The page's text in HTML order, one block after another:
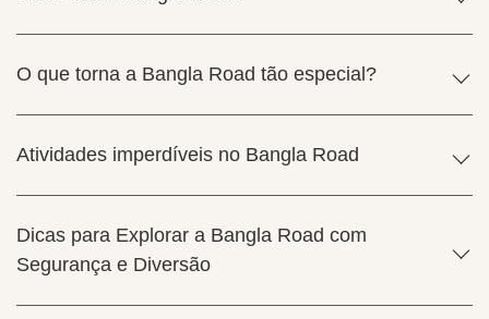
O que torna a Bangla Road tão especial?
Atividades imperdíveis no Bangla Road
Dicas para Explorar a Bangla Road com
Segurança e Diversão